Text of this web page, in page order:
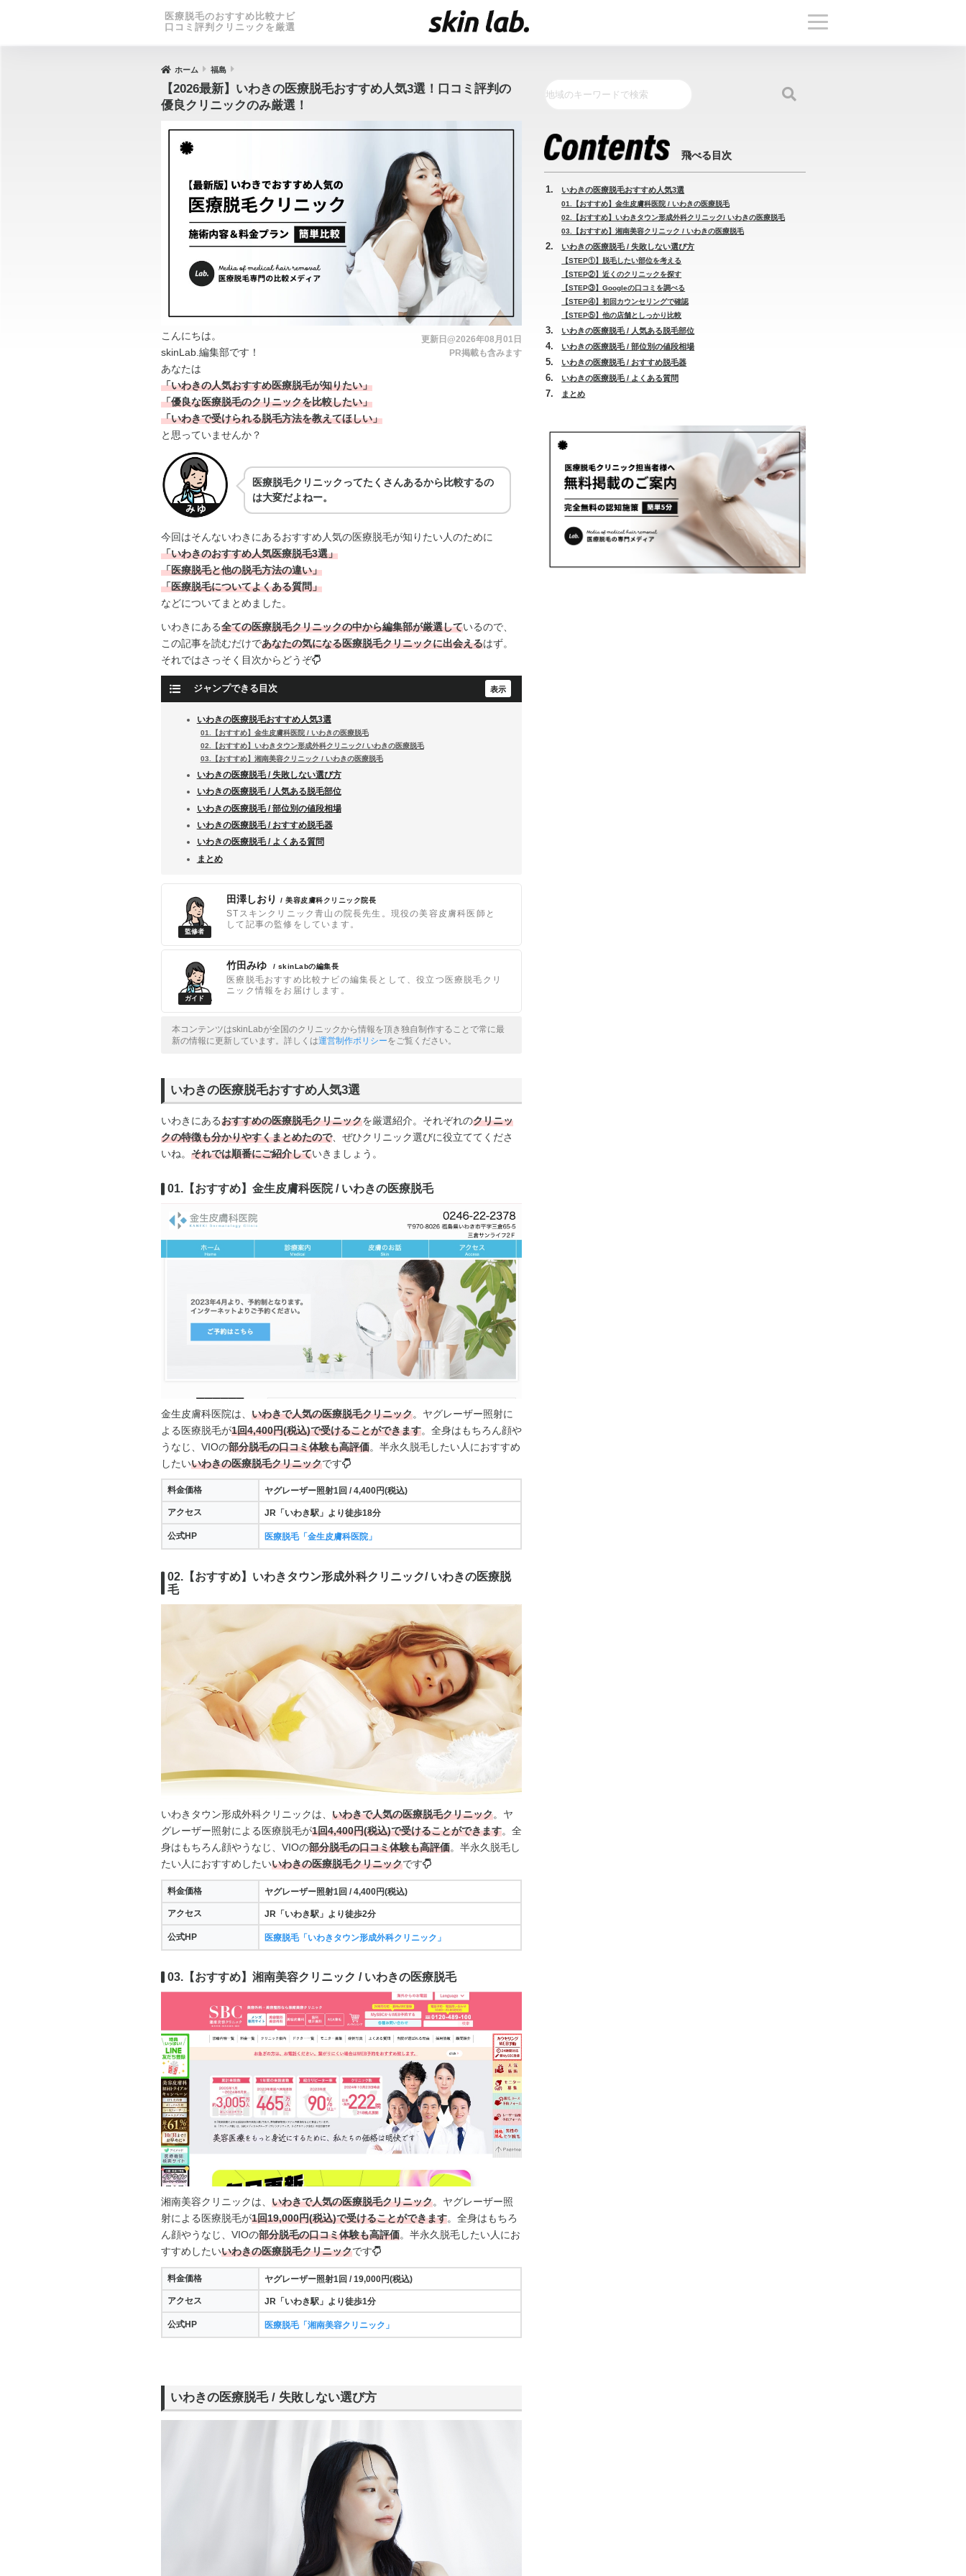
医療脱毛のおすすめ比較ナビ
口コミ評判クリニックを厳選
ホーム 福島
【2026最新】いわきの医療脱毛おすすめ人気3選！口コミ評判の
優良クリニックのみ厳選！
更新日@2026年08月01日
PR掲載も含みます
こんにちは。
skinLab.編集部です！
あなたは
「いわきの人気おすすめ医療脱毛が知りたい」
「優良な医療脱毛のクリニックを比較したい」
「いわきで受けられる脱毛方法を教えてほしい」
と思っていませんか？
医療脱毛クリニックってたくさんあるから比較するの
は大変だよねー。
今回はそんないわきにあるおすすめ人気の医療脱毛が知りたい人のために
「いわきのおすすめ人気医療脱毛3選」
「医療脱毛と他の脱毛方法の違い」
「医療脱毛についてよくある質問」
などについてまとめました。
いわきにある全ての医療脱毛クリニックの中から編集部が厳選しているので、
この記事を読むだけであなたの気になる医療脱毛クリニックに出会えるはず。
それではさっそく目次からどうぞ
ジャンプできる目次
いわきの医療脱毛おすすめ人気3選
01.【おすすめ】金生皮膚科医院 / いわきの医療脱毛
02.【おすすめ】いわきタウン形成外科クリニック/ いわきの医療脱毛
03.【おすすめ】湘南美容クリニック / いわきの医療脱毛
いわきの医療脱毛 / 失敗しない選び方
いわきの医療脱毛 / 人気ある脱毛部位
いわきの医療脱毛 / 部位別の値段相場
いわきの医療脱毛 / おすすめ脱毛器
いわきの医療脱毛 / よくある質問
まとめ
田澤しおり / 美容皮膚科クリニック院長
STスキンクリニック青山の院長先生。現役の美容皮膚科医師と
して記事の監修をしています。
竹田みゆ / skinLabの編集長
医療脱毛おすすめ比較ナビの編集長として、役立つ医療脱毛クリ
ニック情報をお届けします。
本コンテンツはskinLabが全国のクリニックから情報を頂き独自制作することで常に最
新の情報に更新しています。詳しくは運営制作ポリシーをご覧ください。
いわきの医療脱毛おすすめ人気3選
いわきにあるおすすめの医療脱毛クリニックを厳選紹介。それぞれのクリニッ
クの特徴も分かりやすくまとめたので、ぜひクリニック選びに役立ててくださ
いね。 それでは順番にご紹介していきましょう。
01.【おすすめ】金生皮膚科医院 / いわきの医療脱毛
金生皮膚科医院は、 いわきで人気の医療脱毛クリニック。 ヤグレーザー照射に
よる医療脱毛が1回4,400円(税込)で受けることができます。全身はもちろん顔や
うなじ、VIOの部分脱毛の口コミ体験も高評価。半永久脱毛したい人におすすめ
したいいわきの医療脱毛クリニックです
料金価格 ヤグレーザー照射1回 /4,400円(税込)
アクセス JR「いわき駅」より徒歩18分
公式HP 医療脱毛「金生皮膚科医院」
02.【おすすめ】いわきタウン形成外科クリニック/ いわきの医療脱
毛
いわきタウン形成外科クリニックは、 いわきで人気の医療脱毛クリニック。 ヤ
グレーザー照射による医療脱毛が1回4,400円(税込)で受けることができます。全
身はもちろん顔やうなじ、VIOの部分脱毛の口コミ体験も高評価。半永久脱毛し
たい人におすすめしたいいわきの医療脱毛クリニックです
料金価格 ヤグレーザー照射1回 /4,400円(税込)
アクセス JR「いわき駅」より徒歩2分
公式HP 医療脱毛「いわきタウン形成外科クリニック」
03.【おすすめ】湘南美容クリニック / いわきの医療脱毛
湘南美容クリニックは、 いわきで人気の医療脱毛クリニック。 ヤグレーザー照
射による医療脱毛が1回19,000円(税込)で受けることができます。全身はもちろ
ん顔やうなじ、VIOの部分脱毛の口コミ体験も高評価。半永久脱毛したい人にお
すすめしたいいわきの医療脱毛クリニックです
料金価格 ヤグレーザー照射1回 /19,000円(税込)
アクセス JR「いわき駅」より徒歩1分
公式HP 医療脱毛「湘南美容クリニック」
いわきの医療脱毛 / 失敗しない選び方
いわきの医療脱毛おすすめ人気3選
01.【おすすめ】金生皮膚科医院 / いわきの医療脱毛
02.【おすすめ】いわきタウン形成外科クリニック/ いわきの医療脱毛
03.【おすすめ】湘南美容クリニック / いわきの医療脱毛
いわきの医療脱毛 / 失敗しない選び方
【STEP①】脱毛したい部位を考える
【STEP②】近くのクリニックを探す
【STEP③】Googleの口コミを調べる
【STEP④】初回カウンセリングで確認
【STEP⑤】他の店舗としっかり比較
いわきの医療脱毛 / 人気ある脱毛部位
いわきの医療脱毛 / 部位別の値段相場
いわきの医療脱毛 / おすすめ脱毛器
いわきの医療脱毛 / よくある質問
まとめ